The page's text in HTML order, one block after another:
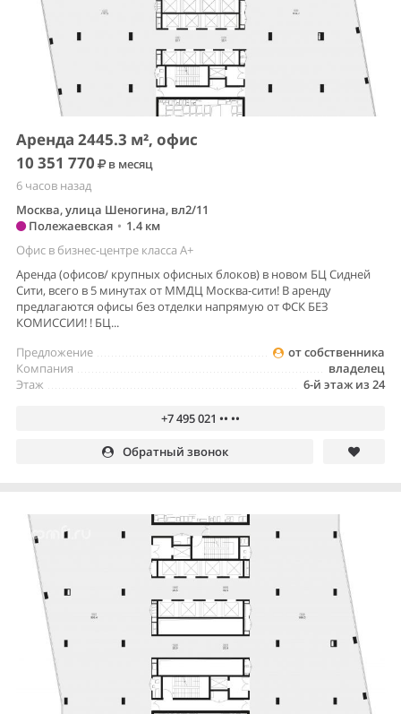
Аренда 2445.3 м², офис
10 351 770
в месяц
6 часов назад
Москва, улица Шеногина, вл2/11
Полежаевская • 1.4 км
Офис в бизнес-центре класса A+
Аренда (офисов/ крупных офисных блоков) в новом БЦ Сидней
Сити, всего в 5 минутах от ММДЦ Москва-сити! В аренду
предлагаются офисы без отделки напрямую от ФСК БЕЗ
КОМИССИИ! ! БЦ...
от собственника
Предложение
владелец
Компания
6-й этаж из 24
Этаж
+7 495 021 •• ••
Обратный звонок